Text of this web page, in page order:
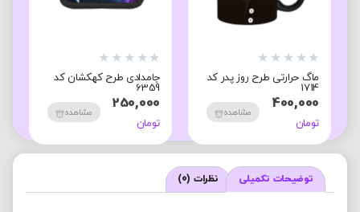
★
★
★
★
★
ماگ حرارتی طرح روز پدر کد
1714
400,000
تومان
مشاهده
★
★
★
★
★
جامدادی طرح کهکشان کد
6359
250,000
تومان
مشاهده
توضیحات تکمیلی نظرات (0)